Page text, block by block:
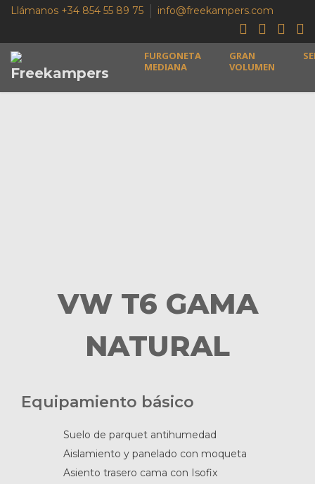
Llámanos +34 854 55 89 75 info@freekampers.com
FURGONETA
MEDIANA
GRAN
VOLUMEN
VW T6 GAMA
NATURAL
Equipamiento básico
Suelo de parquet antihumedad
Aislamiento y panelado con moqueta
Asiento trasero cama con Isofix